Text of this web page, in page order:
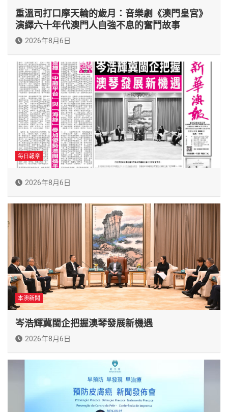
重溫司打口摩天輪的歲月：音樂劇《澳門皇宮》
演繹六十年代澳門人自強不息的奮鬥故事
2026年8月6日
每日報章
2026年8月6日
本澳新聞
岑浩輝冀閩企把握澳琴發展新機遇
2026年8月6日